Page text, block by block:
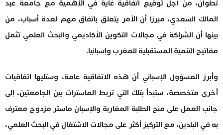
تطوان، من أجل توقيع اتفاقية غاية في الأهمية مع جامعة عبد
المالك السعدي، مبرزا أن الأمر يتعلق باتفاق مهم لعدة أسباب، من
بينها أن الشراكة في مجالات التكوين الأكاديمي والبحث العلمي تثمل
مفاتيح التنمية المستقبلية للمغرب وإسبانيا.
وأبرز المسؤول الإسباني أن هذه الاتفاقية عامة، وستليها اتفاقيات
أخرى متخصصة، ستبدأ بتلك التي تربط الماسترات بين الجامعتين، إلى
جانب العمل على منح الطلبة المغاربة والإسبان ماستر مزدوج معترف
به في البلدين، مع التركيز أكثر على مجالات الاشتغال في البحث العلمي،